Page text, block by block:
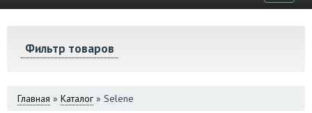
Фильтр товаров
ВЫ
Главная » Каталог » Selene